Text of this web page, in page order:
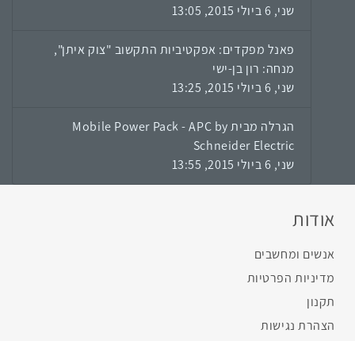
שני, 6 ביולי 2015, 13:05
פאנל מפקדים: אפקטיביות התקשוב "צוק איתן",
מנחה: רון בן-ישי
שני, 6 ביולי 2015, 13:25
הגרלה מבית Mobile Power Pack - APC by
Schneider Electric
שני, 6 ביולי 2015, 13:55
אודות
אנשים ומחשבים
מדיניות הפרטיות
תקנון
הצהרת נגישות